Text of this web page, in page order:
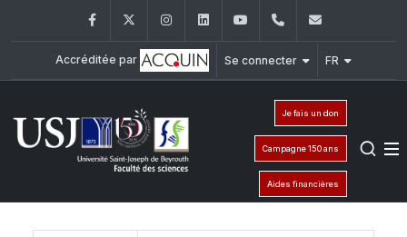
FacebookTwitter InstagramLinkedInYouTube+961 (1) 421 368
Accréditée par Se connecter FR
Je fais un don
Campagne 150 ans
Aides financières